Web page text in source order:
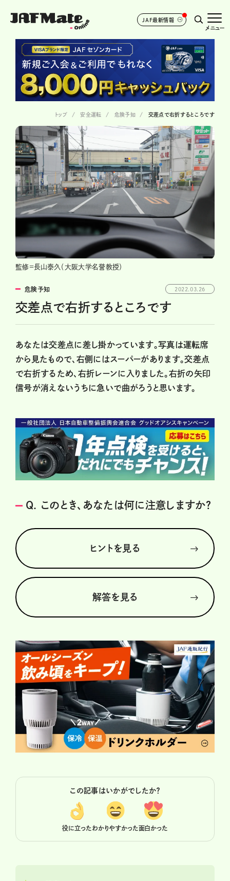
JAF最新情報
メニュー
トップ 安全運転 危険予知 交差点で右折するところです
監修=長山泰久（大阪大学名誉教授）
危険予知 2022.03.26
交差点で右折するところです
あなたは交差点に差し掛かっています。写真は運転席
から見たもので、右側にはスーパーがあります。交差点
で右折するため、右折レーンに入りました。右折の矢印
信号が消えないうちに急いで曲がろうと思います。
Q. このとき、あなたは何に注意しますか？
ヒントを見る
解答を見る
この記事はいかがでしたか？
役に立ったわかりやすかった面白かった